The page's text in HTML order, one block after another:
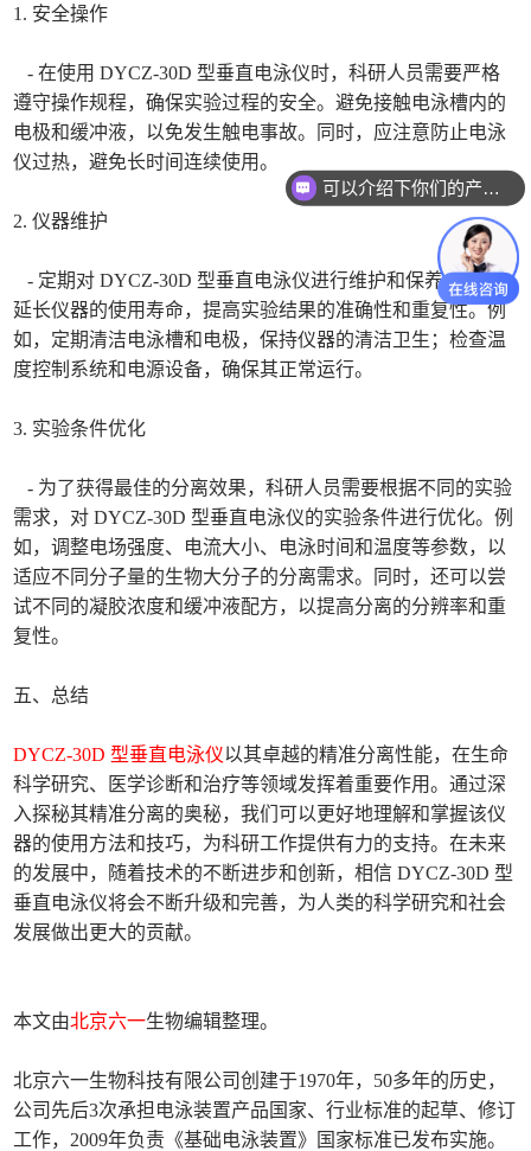
1. 安全操作
- 在使用 DYCZ-30D 型垂直电泳仪时，科研人员需要严格
遵守操作规程，确保实验过程的安全。避免接触电泳槽内的
电极和缓冲液，以免发生触电事故。同时，应注意防止电泳
仪过热，避免长时间连续使用。
2. 仪器维护
- 定期对 DYCZ-30D 型垂直电泳仪进行维护和保养，可以
延长仪器的使用寿命，提高实验结果的准确性和重复性。例
如，定期清洁电泳槽和电极，保持仪器的清洁卫生；检查温
度控制系统和电源设备，确保其正常运行。
3. 实验条件优化
- 为了获得最佳的分离效果，科研人员需要根据不同的实验
需求，对 DYCZ-30D 型垂直电泳仪的实验条件进行优化。例
如，调整电场强度、电流大小、电泳时间和温度等参数，以
适应不同分子量的生物大分子的分离需求。同时，还可以尝
试不同的凝胶浓度和缓冲液配方，以提高分离的分辨率和重
复性。
五、总结
DYCZ-30D 型垂直电泳仪以其卓越的精准分离性能，在生命
科学研究、医学诊断和治疗等领域发挥着重要作用。通过深
入探秘其精准分离的奥秘，我们可以更好地理解和掌握该仪
器的使用方法和技巧，为科研工作提供有力的支持。在未来
的发展中，随着技术的不断进步和创新，相信 DYCZ-30D 型
垂直电泳仪将会不断升级和完善，为人类的科学研究和社会
发展做出更大的贡献。
本文由北京六一生物编辑整理。
北京六一生物科技有限公司创建于1970年，50多年的历史，
公司先后3次承担电泳装置产品国家、行业标准的起草、修订
工作，2009年负责《基础电泳装置》国家标准已发布实施。
可以介绍下你们的产品么